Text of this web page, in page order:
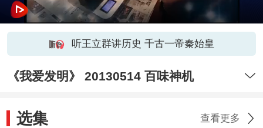
听王立群讲历史 千古一帝秦始皇
《我爱发明》 20130514 百味神机
选集 查看更多